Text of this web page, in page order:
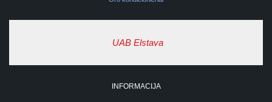
UAB Elstava
INFORMACIJA